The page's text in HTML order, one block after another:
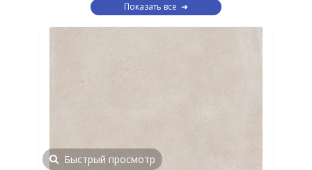
Показать все
Быстрый просмотр